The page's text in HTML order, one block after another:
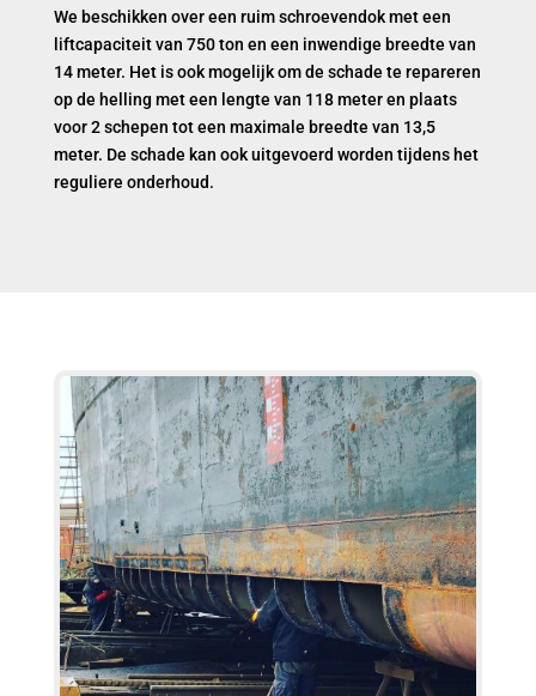
We beschikken over een ruim schroevendok met een
liftcapaciteit van 750 ton en een inwendige breedte van
14 meter. Het is ook mogelijk om de schade te repareren
op de helling met een lengte van 118 meter en plaats
voor 2 schepen tot een maximale breedte van 13,5
meter. De schade kan ook uitgevoerd worden tijdens het
reguliere onderhoud.